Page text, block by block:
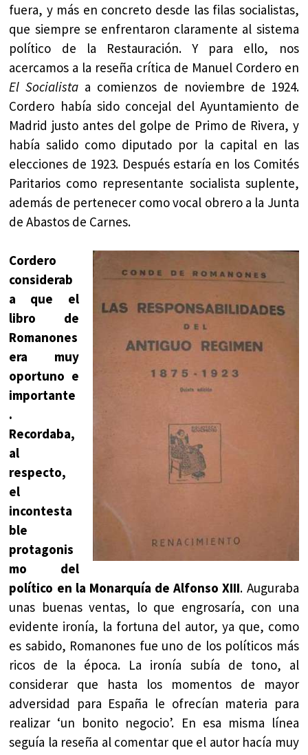
fuera, y más en concreto desde las filas socialistas,
que siempre se enfrentaron claramente al sistema
político de la Restauración. Y para ello, nos
acercamos a la reseña crítica de Manuel Cordero en
El Socialista a comienzos de noviembre de 1924.
Cordero había sido concejal del Ayuntamiento de
Madrid justo antes del golpe de Primo de Rivera, y
había salido como diputado por la capital en las
elecciones de 1923. Después estaría en los Comités
Paritarios como representante socialista suplente,
además de pertenecer como vocal obrero a la Junta
de Abastos de Carnes.
Cordero
considerab
a que el
libro de
Romanones
era muy
oportuno e
importante
.
Recordaba,
al
respecto,
el
incontesta
ble
protagonis
mo del
político en la Monarquía de Alfonso XIII. Auguraba
unas buenas ventas, lo que engrosaría, con una
evidente ironía, la fortuna del autor, ya que, como
es sabido, Romanones fue uno de los políticos más
ricos de la época. La ironía subía de tono, al
considerar que hasta los momentos de mayor
adversidad para España le ofrecían materia para
realizar ‘un bonito negocio’. En esa misma línea
seguía la reseña al comentar que el autor hacía muy